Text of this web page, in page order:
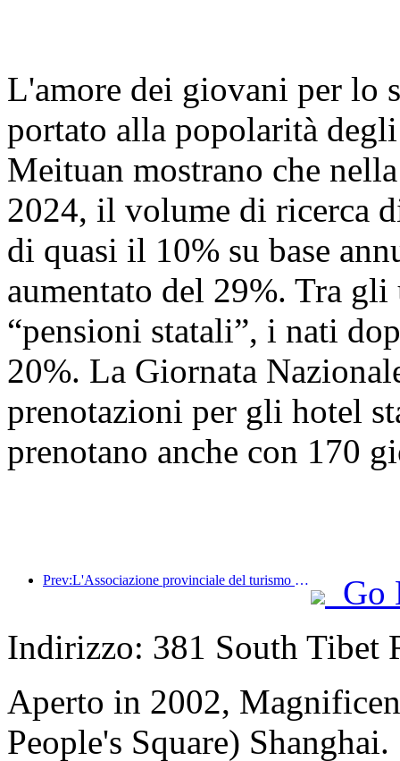
L'amore dei giovani per lo
portato alla popolarità
Meituan mostrano che
2024, il volume di ricerca
di quasi il 10% su base
aumentato del 29%. Tra
“pensioni statali”, i nati
20%. La Giornata
prenotazioni per gli hotel
prenotano anche con 170
Prev:L'Associazione provinciale del turismo e dell'industria alberghiera di Hainan propone di rendere gli hotel un rifugio temporaneo per i residenti colpiti dal disastro
Go
Indirizzo: 381 South Tibet
Aperto in 2002,
People's Square) Shanghai.